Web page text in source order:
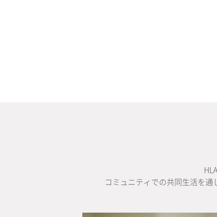
コミュニティでの共同生活を